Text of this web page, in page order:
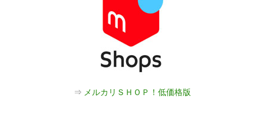
⇒ メルカリＳＨＯＰ！低価格版